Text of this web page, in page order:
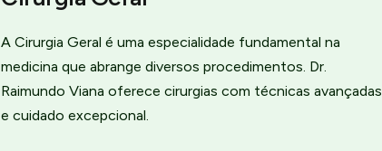
A Cirurgia Geral é uma especialidade fundamental na
medicina que abrange diversos procedimentos. Dr.
Raimundo Viana oferece cirurgias com técnicas avançadas
e cuidado excepcional.